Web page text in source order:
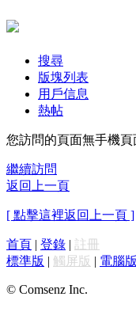
搜尋
版塊列表
用戶信息
熱帖
您訪問的頁面無手機
繼續訪問
返回上一頁
[ 點擊這裡返回上一頁 ]
首頁 | 登錄 | 註冊
標準版 | 觸屏版 | 電腦版
© Comsenz Inc.